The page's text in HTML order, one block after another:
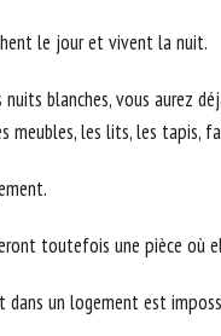
le jour et vivent la nuit.
nuits blanches, vous aurez
meubles, les lits, les tapis,
toutefois une pièce où
dans un logement est